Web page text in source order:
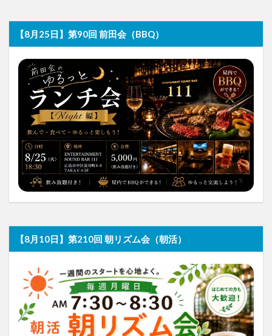
【8月25日】第90回 前田会（BBQ）
【8月10日】第210回 朝リズム会（朝活）